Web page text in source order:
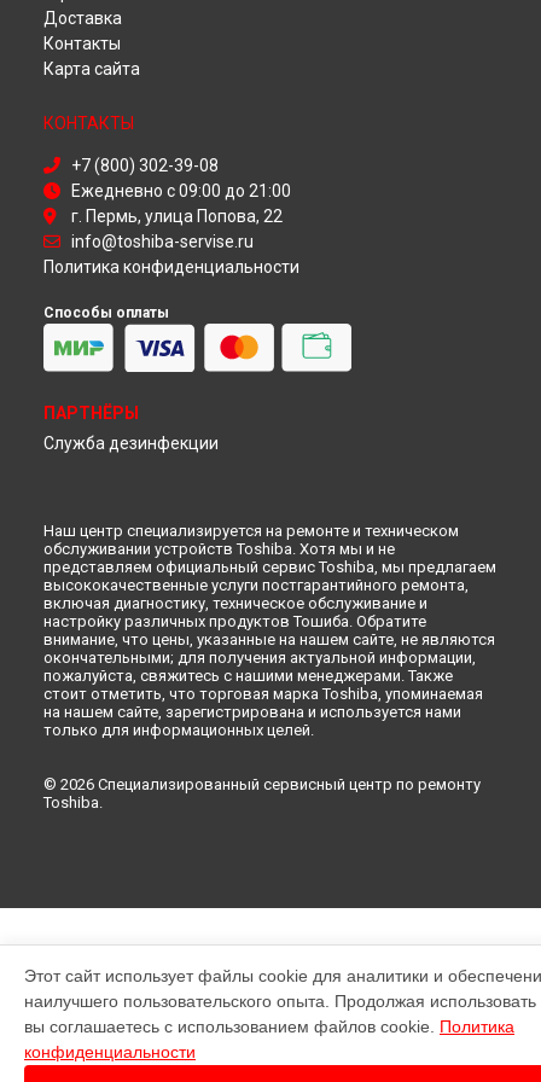
Ремонт холодильника GR-M49TR Toshiba в
Ремонт холодильника GR-M49TR Toshiba в
Ремонт холодильника GR-M49TR Toshiba в
Ремонт холодильника GR-M49TR Toshiba в
Ремонт холодильника GR-M49TR Toshiba в
Ремонт холодильника GR-M49TR Toshiba в
Петербурге
Доставка
Контакты
Карта сайта
КОНТАКТЫ
+7 (800) 302-39-08
Ежедневно с 09:00 до 21:00
г. Пермь, улица Попова, 22
info@toshiba-servise.ru
Политика конфиденциальности
Способы оплаты
ПАРТНЁРЫ
Служба дезинфекции
Наш центр специализируется на ремонте и техническом
обслуживании устройств Toshiba. Хотя мы и не
представляем официальный сервис Toshiba, мы предлагаем
высококачественные услуги постгарантийного ремонта,
включая диагностику, техническое обслуживание и
настройку различных продуктов Тошиба. Обратите
внимание, что цены, указанные на нашем сайте, не являются
окончательными; для получения актуальной информации,
пожалуйста, свяжитесь с нашими менеджерами. Также
стоит отметить, что торговая марка Toshiba, упоминаемая
на нашем сайте, зарегистрирована и используется нами
только для информационных целей.
© 2026 Специализированный сервисный центр по ремонту
Toshiba.
Этот сайт использует файлы cookie для аналитики и
наилучшего пользовательского опыта. Продолжая использовать
вы соглашаетесь с использованием файлов cookie. Политика
конфиденциальности